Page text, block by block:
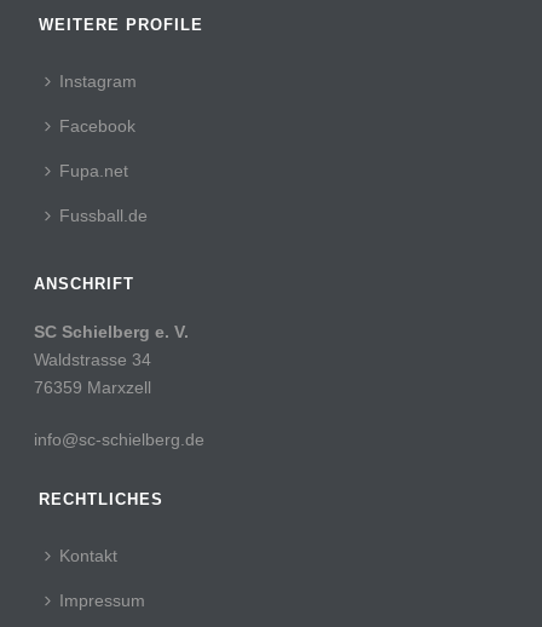
WEITERE PROFILE
Instagram
Facebook
Fupa.net
Fussball.de
ANSCHRIFT
SC Schielberg e. V.
Waldstrasse 34
76359 Marxzell
info@sc-schielberg.de
RECHTLICHES
Kontakt
Impressum